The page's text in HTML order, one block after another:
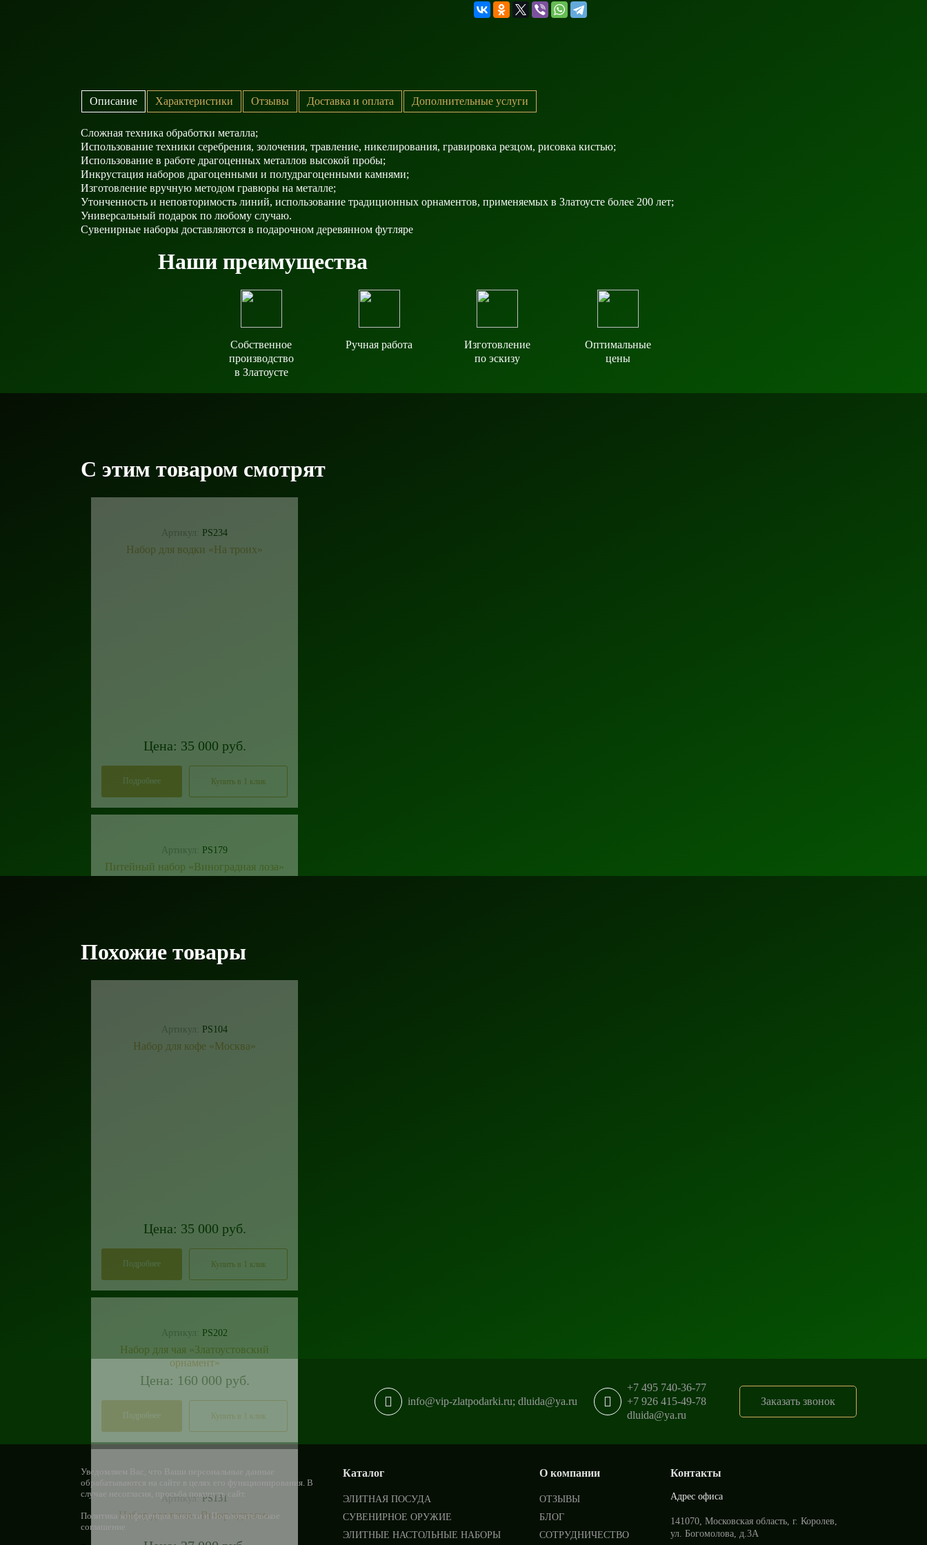
Описание Характеристики Отзывы Доставка и оплата Дополнительные услуги
Сложная техника обработки металла;
Использование техники серебрения, золочения, травление, никелирования, гравировка резцом, рисовка кистью;
Использование в работе драгоценных металлов высокой пробы;
Инкрустация наборов драгоценными и полудрагоценными камнями;
Изготовление вручную методом гравюры на металле;
Утонченность и неповторимость линий, использование традиционных орнаментов, применяемых в Златоусте более 200 лет;
Универсальный подарок по любому случаю.
Сувенирные наборы доставляются в подарочном деревянном футляре
Наши преимущества
Собственное
производство
в Златоусте
Ручная работа
Изготовление
по эскизу
Оптимальные
цены
С этим товаром смотрят
Артикул: PS234
Набор для водки «На троих»
Цена: 35 000 руб.
Подробнее Купить в 1 клик
Артикул: PS179
Питейный набор «Виноградная лоза»
Цена: 160 000 руб.
Подробнее Купить в 1 клик
Артикул:PS131
Набор для вина «Вечер вдвоем»
Похожие товары
Артикул: PS104
Набор для кофе «Москва»
Цена: 35 000 руб.
Подробнее Купить в 1 клик
Артикул: PS202
Набор для чая «Златоустовский
орнамент»
info@vip-zlatpodarki.ru; dluida@ya.ru
+7 495 740-36-77
+7 926 415-49-78
dluida@ya.ru
Заказать звонок
Уведомляем Вас, что Ваши персональные данные
обрабатываются на сайте в целях его функционирования. В
случае несогласия, просьба покинуть сайт.
Политика конфиденциальности иПользовательское
соглашение
Каталог
ЭЛИТНАЯ ПОСУДА
СУВЕНИРНОЕ ОРУЖИЕ
ЭЛИТНЫЕ НАСТОЛЬНЫЕ НАБОРЫ
О компании
ОТЗЫВЫ
БЛОГ
СОТРУДНИЧЕСТВО
Контакты
Адрес офиса
141070, Московская область, г. Королев,
ул. Богомолова, д.3А